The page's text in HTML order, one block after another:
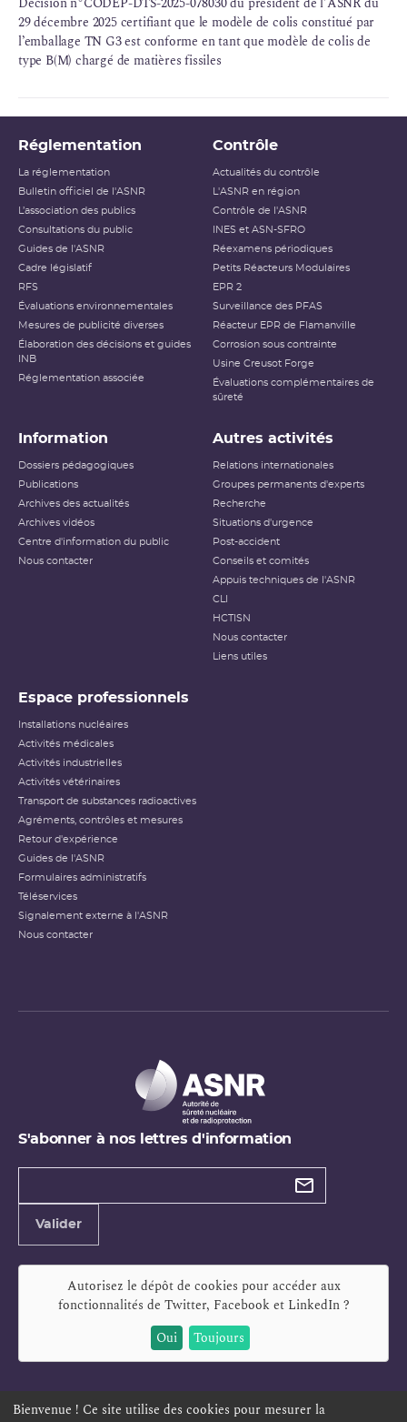
29 décembre 2025 certifiant que le modèle de colis constitué par
l’emballage TN G3 est conforme en tant que modèle de colis de
type B(M) chargé de matières fissiles
Réglementation
La réglementation
Bulletin officiel de l'ASNR
L’association des publics
Consultations du public
Guides de l'ASNR
Cadre législatif
RFS
Évaluations environnementales
Mesures de publicité diverses
Élaboration des décisions et guides
INB
Réglementation associée
Contrôle
Actualités du contrôle
L'ASNR en région
Contrôle de l'ASNR
INES et ASN-SFRO
Réexamens périodiques
Petits Réacteurs Modulaires
EPR 2
Surveillance des PFAS
Réacteur EPR de Flamanville
Corrosion sous contrainte
Usine Creusot Forge
Évaluations complémentaires de
sûreté
Information
Dossiers pédagogiques
Publications
Archives des actualités
Archives vidéos
Centre d'information du public
Nous contacter
Autres activités
Relations internationales
Groupes permanents d'experts
Recherche
Situations d'urgence
Post-accident
Conseils et comités
Appuis techniques de l'ASNR
CLI
HCTISN
Nous contacter
Liens utiles
Espace professionnels
Installations nucléaires
Activités médicales
Activités industrielles
Activités vétérinaires
Transport de substances radioactives
Agréments, contrôles et mesures
Retour d'expérience
Guides de l'ASNR
Formulaires administratifs
Téléservices
Signalement externe à l'ASNR
Nous contacter
S'abonner à nos lettres d'information
Types de
Valider
Autorisez le dépôt de cookies pour accéder aux
fonctionnalités de Twitter, Facebook et LinkedIn?
Oui
Toujours
Bienvenue ! Ce site utilise des cookies pour mesurer la